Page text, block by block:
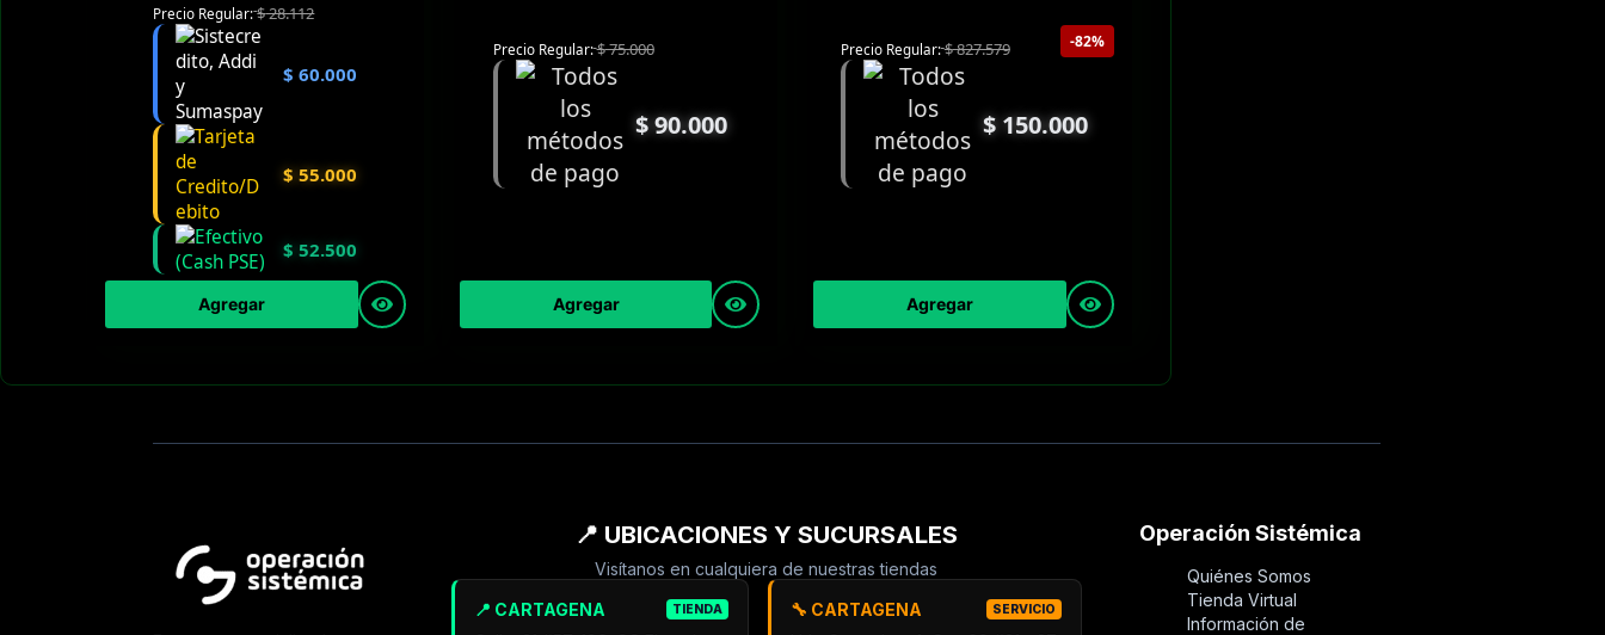
Precio Regular:$28.112
$ 60.000
$ 55.000
$ 52.500
Agregar
Precio Regular:$75.000
$90.000
Agregar
-82%
Precio Regular:$827.579
$150.000
Agregar
📍 UBICACIONES Y SUCURSALES
Visítanos en cualquiera de nuestras tiendas
📍 CARTAGENA TIENDA 🔧 CARTAGENA SERVICIO
Operación Sistémica
Quiénes Somos
Tienda Virtual
Información de